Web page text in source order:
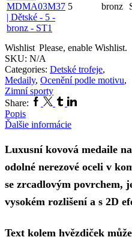
5 bronz
Wishlist Please, enable Wishlist.
SKU: N/A
Categories: Detské trofeje,
Medaily, Ocenění podle motivu,
Zimní sporty
Share: Facebook
Twitter
TumblrLinkedin
Popis
Ďalšie informácie
Luxusní kovová medaile
odolné nerezové oceli v
se zrcadlovým povrchem,
vysokém rozlišení a s 2D
Text kolem hvězdiček